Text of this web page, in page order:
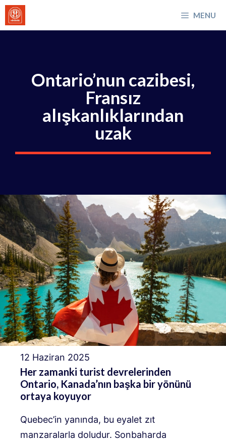
İçeriğe
atla
MENU
Ontario’nun cazibesi,
Fransız
alışkanlıklarından
uzak
12 Haziran 2025
Her zamanki turist devrelerinden
Ontario, Kanada’nın başka bir yönünü
ortaya koyuyor
Quebec’in yanında, bu eyalet zıt
manzaralarla doludur. Sonbaharda